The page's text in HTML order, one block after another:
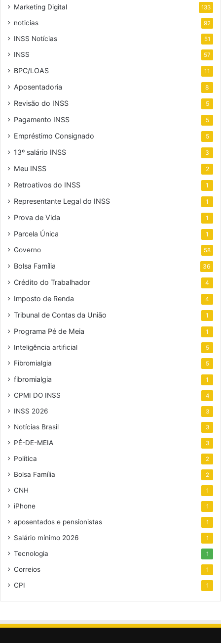
Marketing Digital 133
noticias 92
INSS Notícias 51
INSS 57
BPC/LOAS 11
Aposentadoria 8
Revisão do INSS 5
Pagamento INSS 5
Empréstimo Consignado 5
13º salário INSS 3
Meu INSS 2
Retroativos do INSS 1
Representante Legal do INSS 1
Prova de Vida 1
Parcela Única 1
Governo 58
Bolsa Família 36
Crédito do Trabalhador 4
Imposto de Renda 4
Tribunal de Contas da União 1
Programa Pé de Meia 1
Inteligência artificial 5
Fibromialgia 5
fibromialgia 1
CPMI DO INSS 4
INSS 2026 3
Notícias Brasil 3
PÉ-DE-MEIA 3
Política 2
Bolsa Família 2
CNH 1
iPhone 1
aposentados e pensionistas 1
Salário mínimo 2026 1
Tecnologia 1
Correios 1
CPI 1